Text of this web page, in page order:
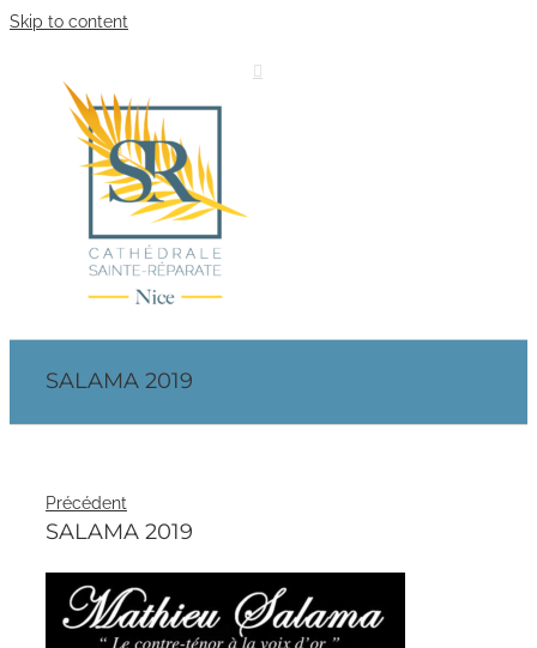
Skip to content
SALAMA 2019
Précédent
SALAMA 2019